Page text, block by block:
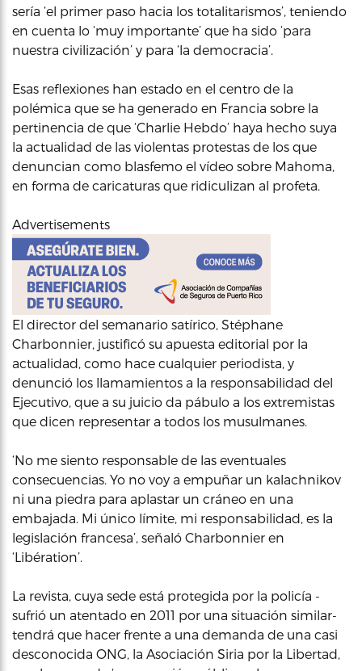
sería ‘el primer paso hacia los totalitarismos’, teniendo
en cuenta lo ‘muy importante’ que ha sido ‘para
nuestra civilización’ y para ‘la democracia’.
Esas reflexiones han estado en el centro de la
polémica que se ha generado en Francia sobre la
pertinencia de que ‘Charlie Hebdo’ haya hecho suya
la actualidad de las violentas protestas de los que
denuncian como blasfemo el vídeo sobre Mahoma,
en forma de caricaturas que ridiculizan al profeta.
Advertisements
El director del semanario satírico, Stéphane
Charbonnier, justificó su apuesta editorial por la
actualidad, como hace cualquier periodista, y
denunció los llamamientos a la responsabilidad del
Ejecutivo, que a su juicio da pábulo a los extremistas
que dicen representar a todos los musulmanes.
‘No me siento responsable de las eventuales
consecuencias. Yo no voy a empuñar un kalachnikov
ni una piedra para aplastar un cráneo en una
embajada. Mi único límite, mi responsabilidad, es la
legislación francesa’, señaló Charbonnier en
‘Libération’.
La revista, cuya sede está protegida por la policía -
sufrió un atentado en 2011 por una situación similar-
tendrá que hacer frente a una demanda de una casi
desconocida ONG, la Asociación Siria por la Libertad,